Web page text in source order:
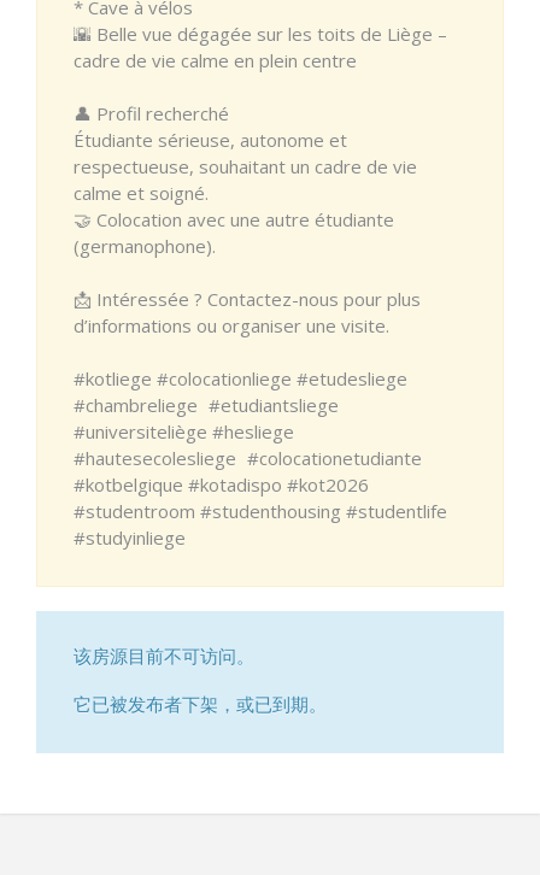
* Cave à vélos
🌇 Belle vue dégagée sur les toits de Liège –
cadre de vie calme en plein centre
👤 Profil recherché
Étudiante sérieuse, autonome et
respectueuse, souhaitant un cadre de vie
calme et soigné.
🤝 Colocation avec une autre étudiante
(germanophone).
📩 Intéressée ? Contactez-nous pour plus
d’informations ou organiser une visite.
#kotliege #colocationliege #etudesliege
#chambreliege #etudiantsliege
#universiteliège #hesliege
#hautesecolesliege #colocationetudiante
#kotbelgique #kotadispo #kot2026
#studentroom #studenthousing #studentlife
#studyinliege
该房源目前不可访问。
它已被发布者下架，或已到期。